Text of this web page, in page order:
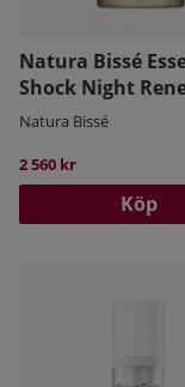
Natura Bissé
Shock Night
Natura Bissé
2 560 kr
Köp